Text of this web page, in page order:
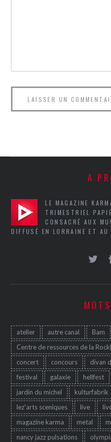
A
LE MAGAZINE
TRIMESTRIEL
CONSACRÉ AUX
DIFFUSÉ EN LORRAINE ET AU
atelier autre canal Bam
Centre de ressources de la
concert
concours divan
festival
galaxie hellfest
jardin du michel
kulturfabrik
lez'arts sceniques
live
magazine karma
metal
nancy jazz pulsations